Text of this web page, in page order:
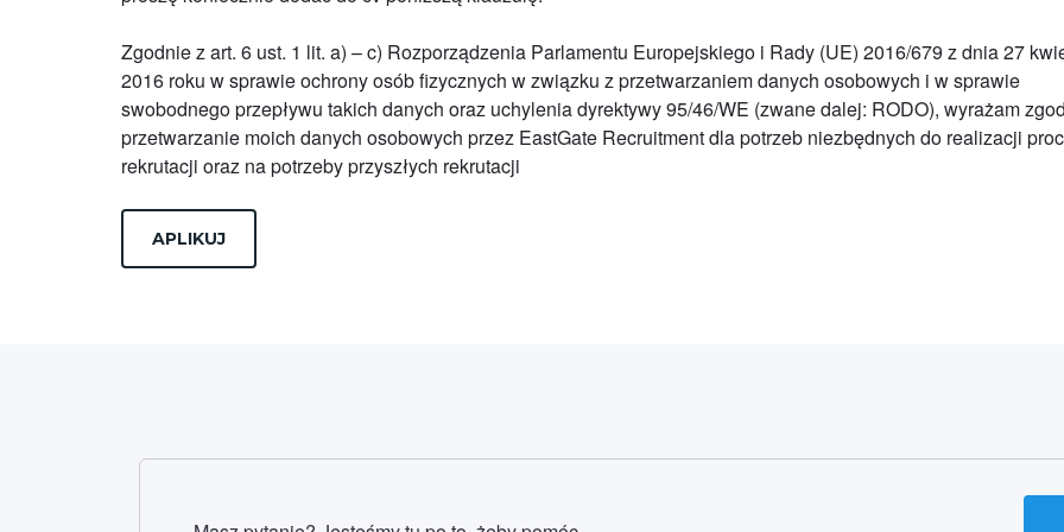
Zgodnie z art. 6 ust. 1 lit. a) – c) Rozporządzenia Parlamentu Europejskiego i Rady (UE) 2016/679 z dnia 27
2016 roku w sprawie ochrony osób fizycznych w związku z przetwarzaniem danych osobowych i w sprawie
swobodnego przepływu takich danych oraz uchylenia dyrektywy 95/46/WE (zwane dalej: RODO), wyrażam
przetwarzanie moich danych osobowych przez EastGate Recruitment dla potrzeb niezbędnych do realizacji
rekrutacji oraz na potrzeby przyszłych rekrutacji